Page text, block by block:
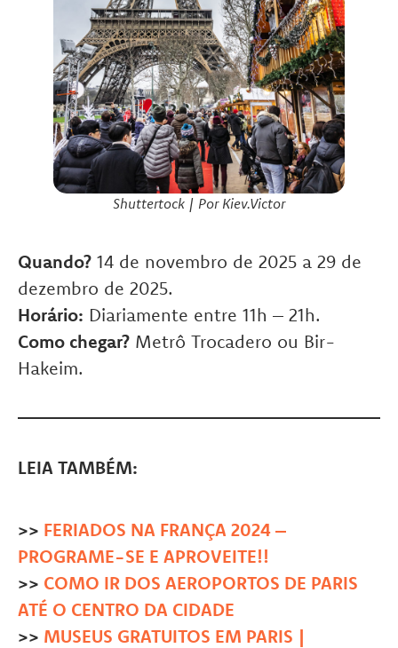
Shuttertock | Por Kiev.Victor
Quando? 14 de novembro de 2025 a 29 de
dezembro de 2025.
Horário: Diariamente entre 11h – 21h.
Como chegar? Metrô Trocadero ou Bir-
Hakeim.
LEIA TAMBÉM:
>> FERIADOS NA FRANÇA 2024 –
PROGRAME-SE E APROVEITE!!
>> COMO IR DOS AEROPORTOS DE PARIS
ATÉ O CENTRO DA CIDADE
>> MUSEUS GRATUITOS EM PARIS |